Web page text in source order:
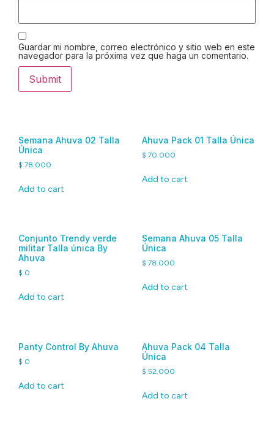
Guardar mi nombre, correo electrónico y sitio web en este
navegador para la próxima vez que haga un comentario.
Semana Ahuva 02 Talla
Única
$ 78.000
Add to cart
Ahuva Pack 01 Talla Única
$ 70.000
Add to cart
Conjunto Trendy verde
militar Talla única By
Ahuva
$ 0
Add to cart
Semana Ahuva 05 Talla
Única
$ 78.000
Add to cart
Panty Control By Ahuva
$ 0
Add to cart
Ahuva Pack 04 Talla
Única
$ 52.000
Add to cart